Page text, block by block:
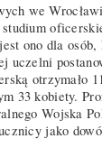
we
ono dla osób,
uczelni
otrzymało
33 kobiety.
Wojska
jako